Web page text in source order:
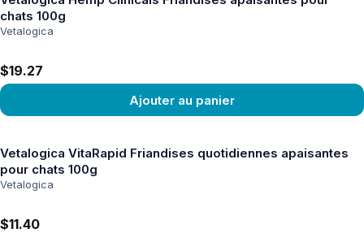
chats 100g
Vetalogica
$19.27
Ajouter au panier
Vetalogica VitaRapid Friandises quotidiennes apaisantes
pour chats 100g
Vetalogica
$11.40